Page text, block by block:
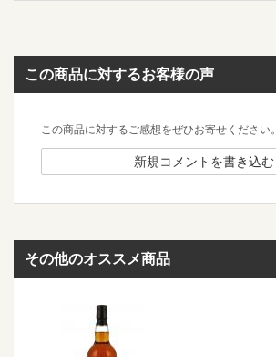
この商品に対するお客様の声
この商品に対するご感想をぜひお寄せください。
新規コメントを書き込む
その他のオススメ商品